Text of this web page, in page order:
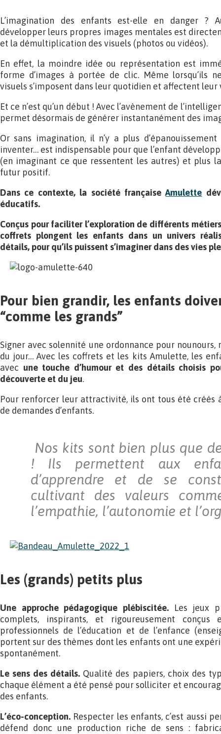
L’imagination des enfants est-elle en danger ?
développer leurs propres images mentales est
et la démultiplication des visuels (photos ou vidéos).
En effet, la moindre idée ou représentation est
forme d’images à portée de clic. Même lorsqu’ils
visuels s’imposent dans leur quotidien et affectent leur
Et ce n’est qu’un début ! Avec l’avènement de
permet désormais de générer instantanément des
Or sans imagination, il n’y a plus
inventer… est indispensable pour que l’enfant
(en imaginant ce que ressentent les autres) et plus
futur positif.
Dans ce contexte, la société françaiseAmulette
éducatifs.
Conçus pour faciliter l’exploration de différents
coffrets plongent les enfants dans un univers
détails, pour qu’ils puissent s’imaginer dans des vies
Pour bien grandir, les enfants
“comme les grands”
Signer avec solennité une ordonnance pour nounours,
du jour… Avec les coffrets et les kits Amulette, les
avec une touche d’humour et des détails choisis
découverte et du jeu.
Pour renforcer leur attractivité, ils ont tous été créés
de demandes d’enfants.
Nos kits sont bien plus que
! Ils permettent aux
d’apprendre et de se
cultivant des valeurs
l’empathie, l’autonomie et
Les (grands) petits plus
Une approche pédagogique plébiscitée. Les jeux
complets, inspirants, et rigoureusement conçus
professionnels de l’éducation et de l’enfance
portent sur des thèmes dont les enfants ont une
spontanément.
Le sens des détails. Qualité des papiers, choix des
chaque élément a été pensé pour solliciter et
des enfants.
L’éco-conception. Respecter les enfants, c’est aussi
défend donc une production riche de sens :